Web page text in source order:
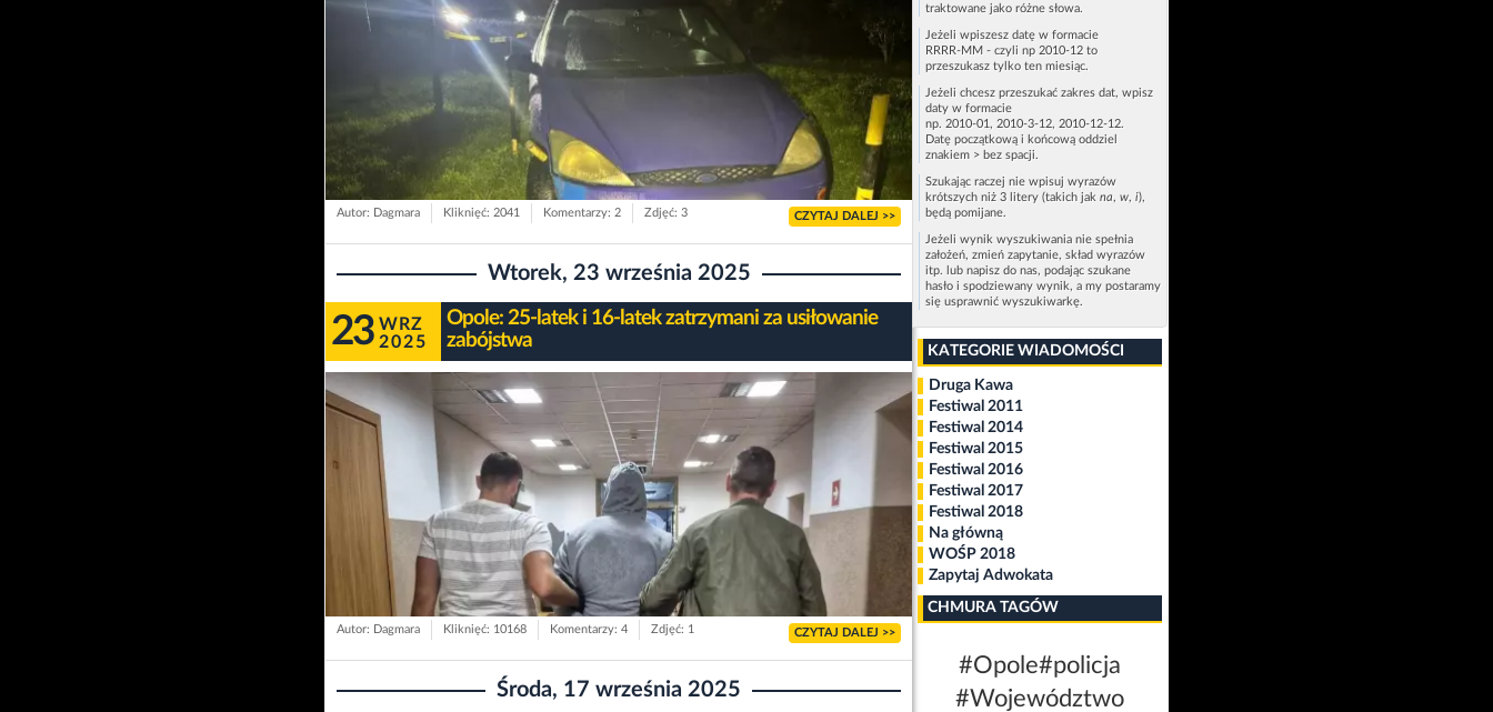
Autor: Dagmara Kliknięć: 2041 Komentarzy: 2 Zdjęć: 3 CZYTAJ DALEJ >>
Wtorek, 23 września 2025
23 WRZ
2025
Opole: 25-latek i 16-latek zatrzymani za usiłowanie
zabójstwa
Autor: Dagmara Kliknięć: 10168 Komentarzy: 4 Zdjęć: 1 CZYTAJ DALEJ >>
Środa, 17 września 2025
traktowane jako różne słowa.
Jeżeli wpiszesz datę w formacie
RRRR-MM - czyli np 2010-12 to
przeszukasz tylko ten miesiąc.
Jeżeli chcesz przeszukać zakres dat, wpisz
daty w formacie
np. 2010-01, 2010-3-12, 2010-12-12.
Datę początkową i końcową oddziel
znakiem > bez spacji.
Szukając raczej nie wpisuj wyrazów
krótszych niż 3 litery (takich jak na, w, i),
będą pomijane.
Jeżeli wynik wyszukiwania nie spełnia
założeń, zmień zapytanie, skład wyrazów
itp. lub napisz do nas, podając szukane
hasło i spodziewany wynik, a my postaramy
się usprawnić wyszukiwarkę.
KATEGORIE WIADOMOŚCI
Druga Kawa
Festiwal 2011
Festiwal 2014
Festiwal 2015
Festiwal 2016
Festiwal 2017
Festiwal 2018
Na główną
WOŚP 2018
Zapytaj Adwokata
CHMURA TAGÓW
#Opole#policja
#Województwo